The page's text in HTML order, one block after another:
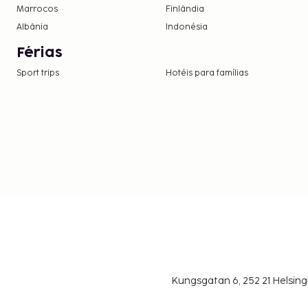
utilizando a(s) cama(s) existentes.
Disponibilização de opções de pagamento
Marrocos
Finlândia
Albânia
Indonésia
Férias
Sport trips Hotéis para famílias
Kungsgatan 6, 252 21